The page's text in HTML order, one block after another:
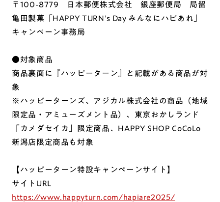
〒100-8779 日本郵便株式会社 銀座郵便局 局留
亀田製菓「HAPPY TURN’s Day みんなにハピあれ」
キャンペーン事務局
●対象商品
商品裏面に『ハッピーターン』と記載がある商品が対
象
※ハッピーターンズ、アジカル株式会社の商品（地域
限定品・アミューズメント品）、東京おかしランド
「カメダセイカ」限定商品、HAPPY SHOP CoCoLo
新潟店限定商品も対象
【ハッピーターン特設キャンペーンサイト】
サイトURL
https://www.happyturn.com/hapiare2025/